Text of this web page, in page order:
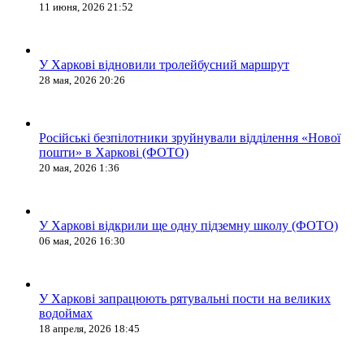
11 июня, 2026 21:52
У Харкові відновили тролейбусний маршрут
28 мая, 2026 20:26
Російські безпілотники зруйнували відділення «Нової
пошти» в Харкові (ФОТО)
20 мая, 2026 1:36
У Харкові відкрили ще одну підземну школу (ФОТО)
06 мая, 2026 16:30
У Харкові запрацюють рятувальні пости на великих
водоймах
18 апреля, 2026 18:45